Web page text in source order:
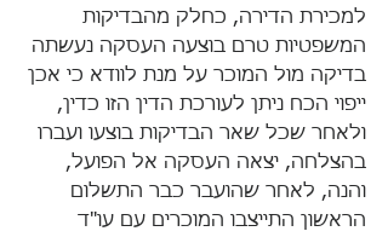
למכירת הדירה, כחלק מהבדיקות
המשפטיות טרם בוצעה העסקה נעשתה
בדיקה מול המוכר על מנת לוודא כי אכן
ייפוי הכח ניתן לעורכת הדין הזו כדין,
ולאחר שכל שאר הבדיקות בוצעו ועברו
בהצלחה, יצאה העסקה אל הפועל,
והנה, לאחר שהועבר כבר התשלום
הראשון התייצבו המוכרים עם עו"ד